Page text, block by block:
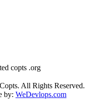
copts .org
All Rights Reserved.
by: WeDevlops.com